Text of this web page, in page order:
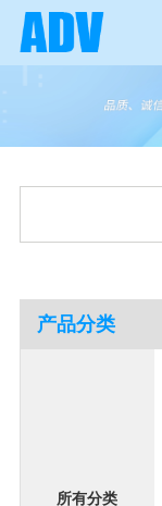
产品分类
所有分类